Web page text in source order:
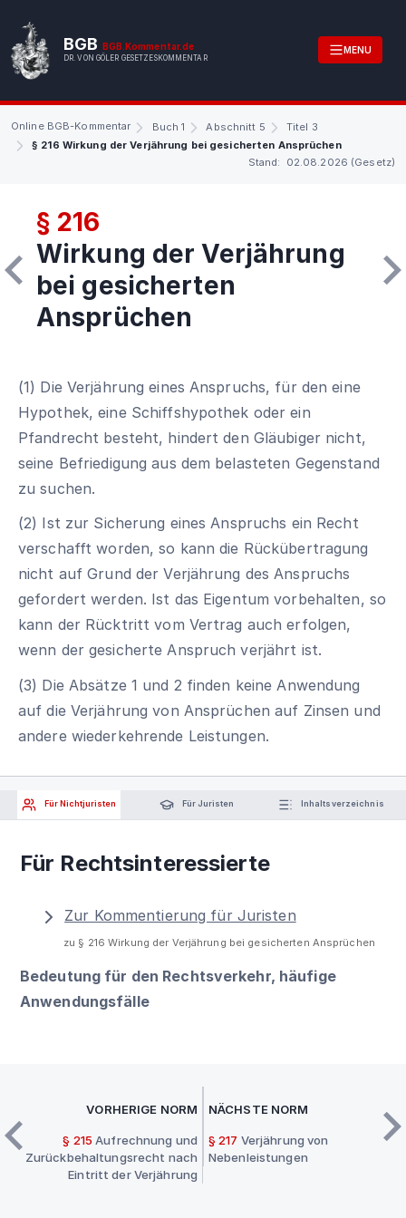
BGB BGB.Kommentar.de
DR. VON GÖLER GESETZESKOMMENTAR
MENU
Online BGB-Kommentar Buch 1 Abschnitt 5
Titel 3
§ 216 Wirkung der Verjährung bei gesicherten Ansprüchen
Stand: 02.08.2026 (Gesetz)
§ 216
Wirkung der Verjährung
bei gesicherten
Ansprüchen
(1) Die Verjährung eines Anspruchs, für den eine
Hypothek, eine Schiffshypothek oder ein
Pfandrecht besteht, hindert den Gläubiger nicht,
seine Befriedigung aus dem belasteten Gegenstand
zu suchen.
(2) Ist zur Sicherung eines Anspruchs ein Recht
verschafft worden, so kann die Rückübertragung
nicht auf Grund der Verjährung des Anspruchs
gefordert werden. Ist das Eigentum vorbehalten, so
kann der Rücktritt vom Vertrag auch erfolgen,
wenn der gesicherte Anspruch verjährt ist.
(3) Die Absätze 1 und 2 finden keine Anwendung
auf die Verjährung von Ansprüchen auf Zinsen und
andere wiederkehrende Leistungen.
Für Nichtjuristen Für Juristen Inhaltsverzeichnis
Für Rechtsinteressierte
Zur Kommentierung für Juristen
zu § 216 Wirkung der Verjährung bei gesicherten Ansprüchen
Bedeutung für den Rechtsverkehr, häufige
Anwendungsfälle
VORHERIGE NORM
§ 215 Aufrechnung und
Zurückbehaltungsrecht nach
Eintritt der Verjährung
NÄCHSTE NORM
§ 217 Verjährung von
Nebenleistungen